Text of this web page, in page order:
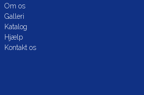
Om os
Galleri
Katalog
Hjælp
Kontakt os